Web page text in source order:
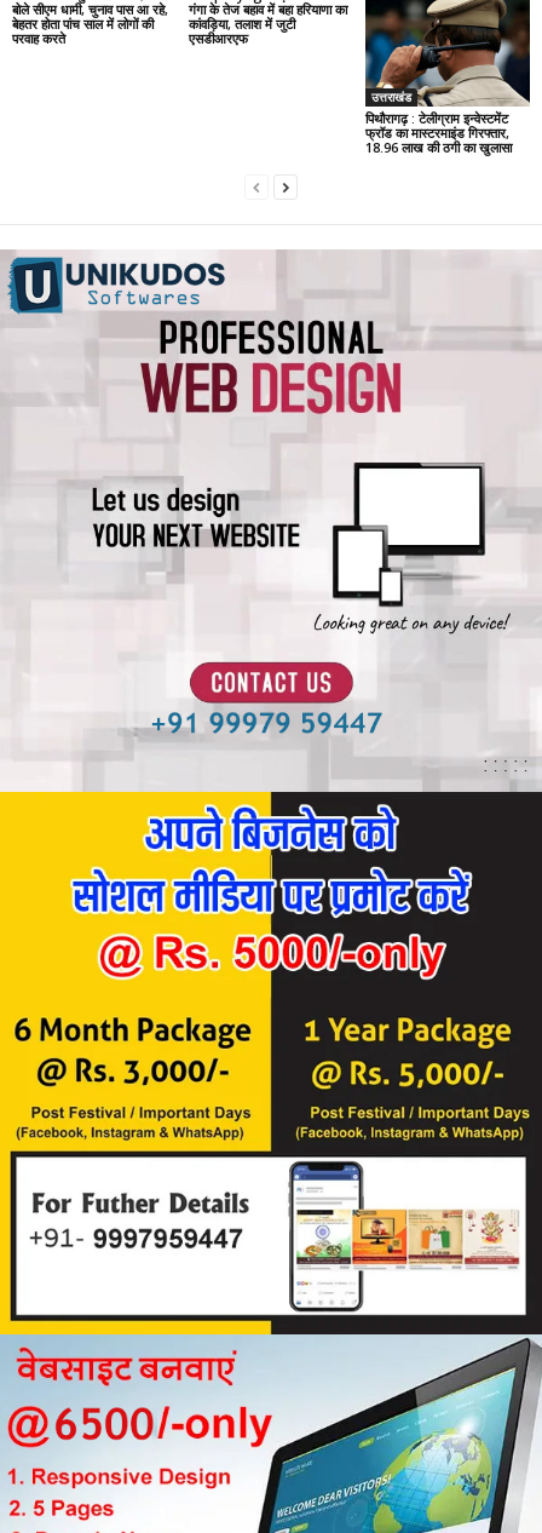
बोले सीएम धामी, चुनाव पास आ रहे,
बेहतर होता पांच साल में लोगों की
परवाह करते
गंगा के तेज बहाव में बहा हरियाणा का
कांवड़िया, तलाश में जुटी
एसडीआरएफ
उत्तराखंड
पिथौरागढ़ : टेलीग्राम इन्वेस्टमेंट
फ्रॉड का मास्टरमाइंड गिरफ्तार,
18.96 लाख की ठगी का खुलासा